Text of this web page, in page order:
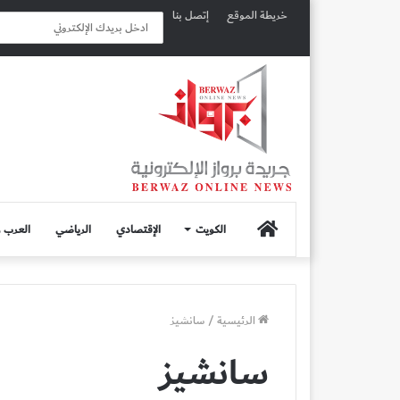
خريطة الموقع إتصل بنا
الصفحة
الرئيسية
الكويت الإقتصادي الرياضي العرب
الرئيسية/سانشيز
سانشيز